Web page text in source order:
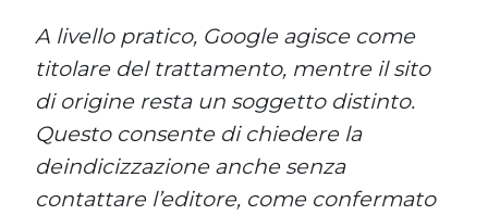
A livello pratico, Google agisce come
titolare del trattamento, mentre il sito
di origine resta un soggetto distinto.
Questo consente di chiedere la
deindicizzazione anche senza
contattare l’editore, come confermato